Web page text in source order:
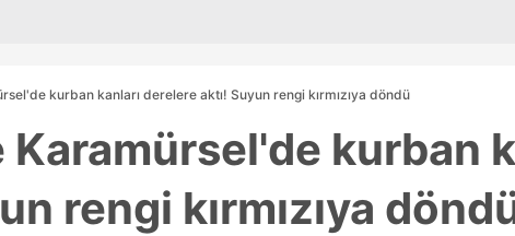
kurban kanları derelere aktı! Suyun rengi kırmızıya döndü
kurban
rengi kırmızıya